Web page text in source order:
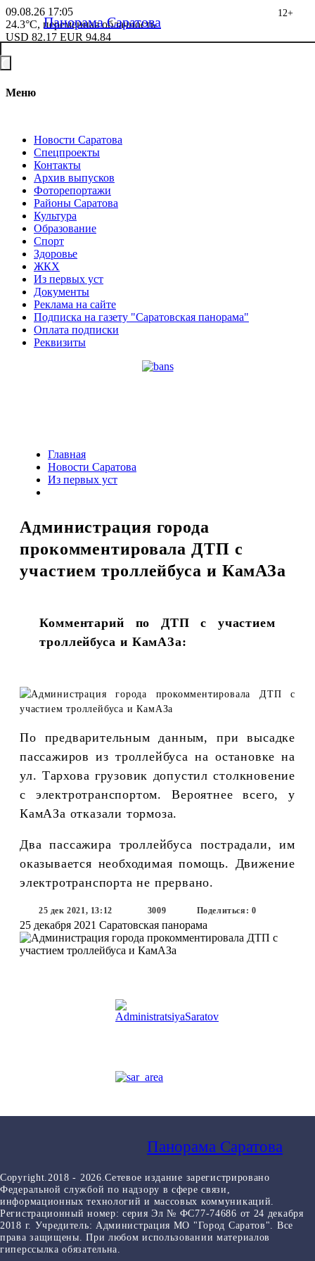
09.08.26 17:05
24.3°C, переменная облачность
USD 82.17 EUR 94.84
Меню
Новости Саратова
Спецпроекты
Контакты
Архив выпусков
Фоторепортажи
Районы Саратова
Культура
Образование
Спорт
Здоровье
ЖКХ
Из пеpвых уст
Документы
Реклама на сайте
Подписка на газету "Саратовская панорама"
Оплата подписки
Реквизиты
Панорама Саратова
12+
Главная
Новости Саратова
Из пеpвых уст
Администрация города
прокомментировала ДТП с
участием троллейбуса и КамАЗа
Комментарий по ДТП с участием
троллейбуса и КамАЗа:
По предварительным данным, при высадке
пассажиров из троллейбуса на остановке на
ул. Тархова грузовик допустил столкновение
с электротранспортом. Вероятнее всего, у
КамАЗа отказали тормоза.
Два пассажира троллейбуса пострадали, им
оказывается необходимая помощь. Движение
электротранспорта не прервано.
25 дек 2021, 13:12 3009 Поделиться: 0
25 декабря 2021 Саратовская панорама
Панорама Саратова
Copyright.2018 - 2026.Сетевое издание зарегистрировано
Федеральной службой по надзору в сфере связи,
информационных технологий и массовых коммуникаций.
Регистрационный номер: серия Эл № ФС77-74686 от 24 декабря
2018 г. Учредитель: Администрация МО "Город Саратов". Все
права защищены. При любом использовании материалов
гиперссылка обязательна.